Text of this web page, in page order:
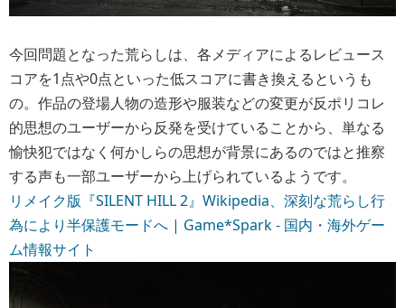
今回問題となった荒らしは、各メディアによるレビュース
コアを1点や0点といった低スコアに書き換えるというも
の。作品の登場人物の造形や服装などの変更が反ポリコレ
的思想のユーザーから反発を受けていることから、単なる
愉快犯ではなく何かしらの思想が背景にあるのではと推察
する声も一部ユーザーから上げられているようです。
リメイク版『SILENT HILL 2』Wikipedia、深刻な荒らし行
為により半保護モードへ | Game*Spark - 国内・海外ゲー
ム情報サイト